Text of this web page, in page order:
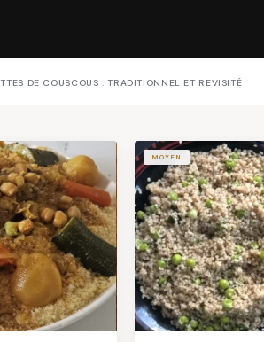
DE COUSCOUS : TRADITIONNEL ET REVISITÉ
MOYEN